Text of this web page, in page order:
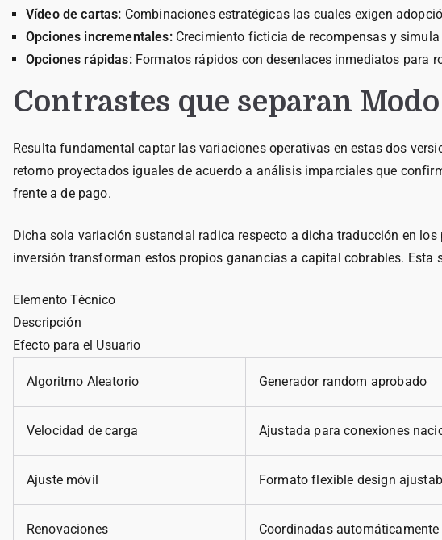
Vídeo de cartas: Combinaciones estratégicas las cuales exigen
Opciones incrementales:Crecimiento ficticia de recompensas y
Opciones rápidas:Formatos rápidos con desenlaces inmediatos para
Contrastes que separan
Resulta fundamental captar las variaciones operativas en estas dos
retorno proyectados iguales de acuerdo a análisis imparciales que
frente a de pago.
Dicha sola variación sustancial radica respecto a dicha traducción en
inversión transforman estos propios ganancias a capital cobrables.
Elemento Técnico
Descripción
Efecto para el Usuario
Algoritmo Aleatorio Generador random aprobado
Velocidad de carga Ajustada para conexiones
Ajuste móvil Formato flexible design
Renovaciones Coordinadas automáticamente